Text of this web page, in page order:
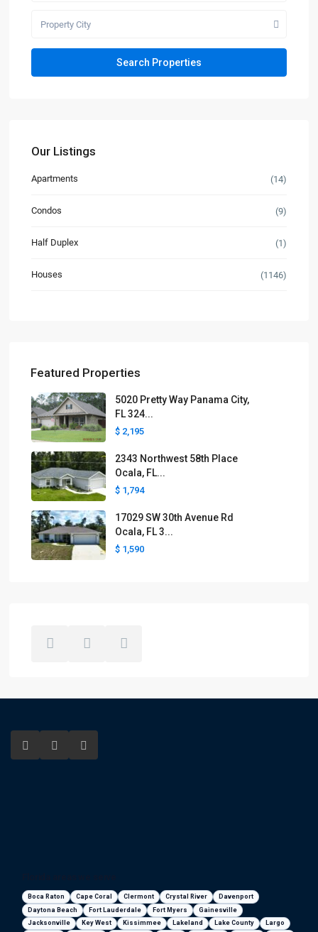
Property City
Our Listings
Apartments (14)
Condos (9)
Half Duplex (1)
Houses (1146)
Featured Properties
5020 Pretty Way Panama City,
FL 324...
$ 2,195
2343 Northwest 58th Place
Ocala, FL...
$ 1,794
17029 SW 30th Avenue Rd
Ocala, FL 3...
$ 1,590
Boca Raton Cape Coral Clermont Crystal River
Davenport
Daytona Beach
Fort Lauderdale Fort Myers
Gainesville
Jacksonville
Key West Kissimmee Lakeland Lake County Largo